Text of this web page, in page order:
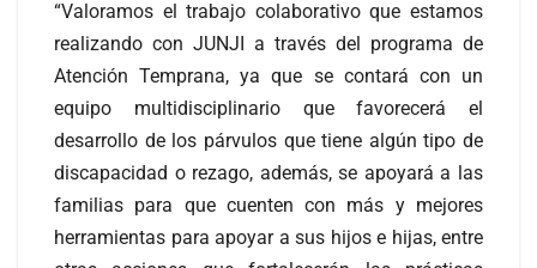
“Valoramos el trabajo colaborativo que estamos
realizando con JUNJI a través del programa de
Atención Temprana, ya que se contará con un
equipo multidisciplinario que favorecerá el
desarrollo de los párvulos que tiene algún tipo de
discapacidad o rezago, además, se apoyará a las
familias para que cuenten con más y mejores
herramientas para apoyar a sus hijos e hijas, entre